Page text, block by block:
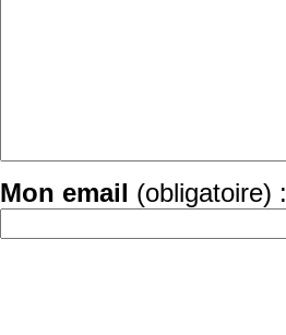
Mon email (obligatoire) :